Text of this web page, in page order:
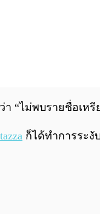
า “ไม่พบรายชื่อเห
ก็ได้ทำการระงั